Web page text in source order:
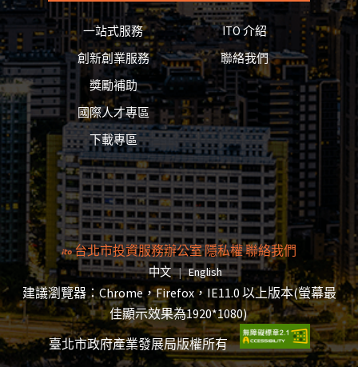
一站式服務
創新創業服務
獎勵補助
國際人才專區
下載專區
ITO 介紹
聯絡我們
台北市投資服務辦公室隱私權聯絡我們
中文切換語言頁面將重新載入
| English切換語言頁面將重新載入
建議瀏覽器：Chrome，Firefox，IE11.0 以上版本(螢幕最
佳顯示效果為1920*1080)
臺北市政府產業發展局版權所有